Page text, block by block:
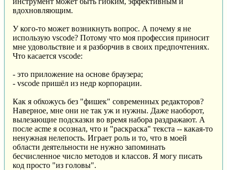
вдохновляющим.
У кого-то может возникнуть вопрос. А почему я не
использую vscode? Потому что моя профессия приносит
мне удовольствие и я разборчив в своих предпочтениях.
Что касается vscode:
- это приложение на основе браузера;
- vscode пришёл из недр корпорации.
Как я обхожусь без "фишек" современных редакторов?
Наверное, мне они не так уж и нужны. Даже наоборот,
вылезающие подсказки во время набора раздражают. А
после acme я осознал, что и "раскраска" текста -- какая-то
ненужная нелепость. Играет роль и то, что в моей
области деятельности не нужно запоминать
бесчисленное число методов и классов. Я могу писать
код просто "из головы".